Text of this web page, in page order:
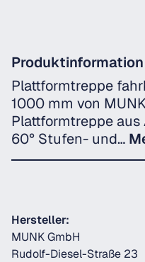
Produktinformation
Plattformtreppe
1000 mm von
Plattformtreppe
60° Stufen- und…
Hersteller:
MUNK GmbH
Rudolf-Diesel-Straße 23